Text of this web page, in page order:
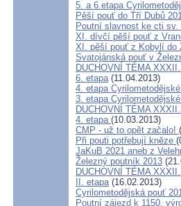
5. a 6.etapa
Pěší pouť do Tří Dubů
Poutní slavnost ke cti sv.
XI. dívčí pěší pouť z
XI. pěší pouť z Kobylí do
Svatojánská pouť v
DUCHOVNÍ TÉMA
6. etapa(11.04.2013)
4. etapa
3. etapa
DUCHOVNÍ TÉMA
4. etapa (10.03.2013)
CMP - už to opět začalo!
Při pouti potřebují kněze
JaKuB 2021 aneb z
Železný poutník 2013
DUCHOVNÍ TÉMA
II. etapa(16.02.2013)
Cyrilometodějská pouť
Poutní zájezd k 1150.